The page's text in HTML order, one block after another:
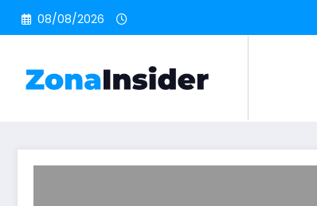
Pular
para
conteúdo
08/08/2026